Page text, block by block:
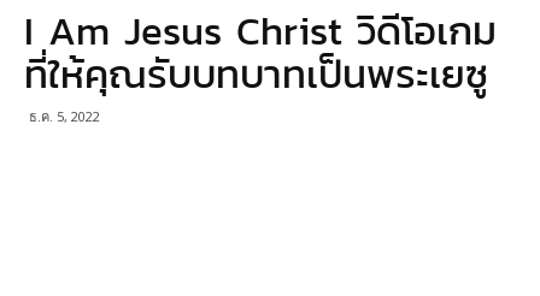
มายา
I Am Jesus Christ วิดีโอเกม
ที่ให้คุณรับบทบาทเป็นพระเยซู
ธ.ค. 5, 2022